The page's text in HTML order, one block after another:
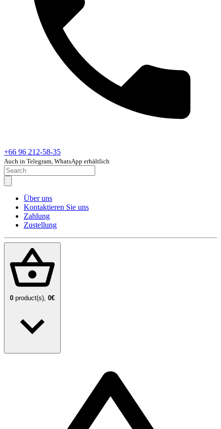
+66 96 212-58-35
Auch in Telegram, WhatsApp erhältlich
Über uns
Kontaktieren Sie uns
Zahlung
Zustellung
0 product(s), 0€